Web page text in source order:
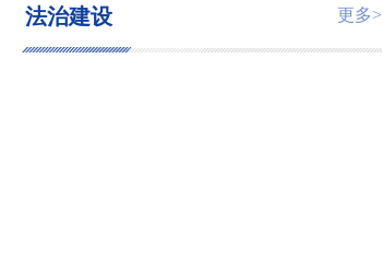
法治建设 更多>